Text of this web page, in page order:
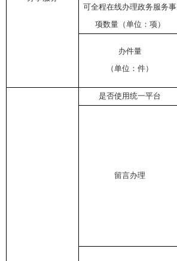
可全程在线办理政务服务事
项数量（单位：项）
办件量
（单位：件）
是否使用统一平台
留言办理